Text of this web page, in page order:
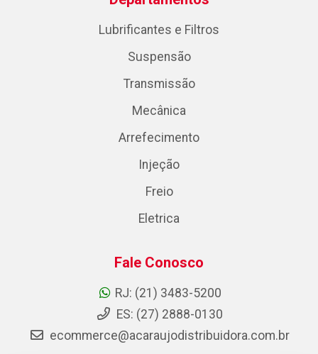
Lubrificantes e Filtros
Suspensão
Transmissão
Mecânica
Arrefecimento
Injeção
Freio
Eletrica
Fale Conosco
RJ: (21) 3483-5200
ES: (27) 2888-0130
ecommerce@acaraujodistribuidora.com.br